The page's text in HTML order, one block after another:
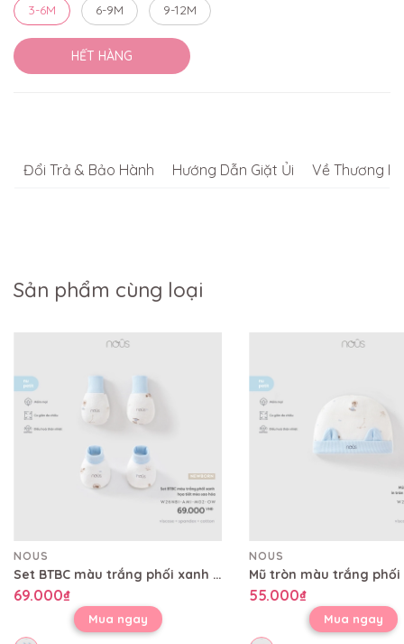
3-6M 6-9M 9-12M
HẾT HÀNG
Đổi Trả & Bảo Hành Hướng Dẫn Giặt Ủi Về Thương
Sản phẩm cùng loại
NOUS
Set BTBC màu trắng phối xanh họa tiết mèo sao hỏa
69.000₫
Mua ngay
NOUS
55.000₫
Mua ngay